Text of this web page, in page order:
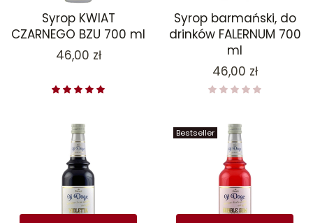
Syrop KWIAT
CZARNEGO BZU 700 ml
Cena
46,00 zł
Syrop barmański, do
drinków FALERNUM 700
ml
Cena
46,00 zł
Bestseller